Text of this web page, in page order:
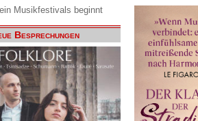
Musikfestivals beginnt
Besprechungen